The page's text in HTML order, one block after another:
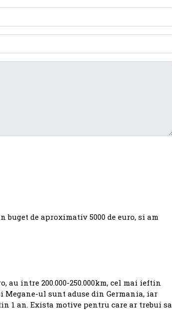
buget de aproximativ 5000 de euro, si am
au intre 200.000-250.000km, cel mai ieftin
Megane-ul sunt aduse din Germania, iar
1 an. Exista motive pentru care ar trebui sa